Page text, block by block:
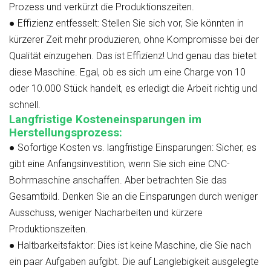
Prozess und verkürzt die Produktionszeiten.
● Effizienz entfesselt: Stellen Sie sich vor, Sie könnten in
kürzerer Zeit mehr produzieren, ohne Kompromisse bei der
Qualität einzugehen. Das ist Effizienz! Und genau das bietet
diese Maschine. Egal, ob es sich um eine Charge von 10
oder 10.000 Stück handelt, es erledigt die Arbeit richtig und
schnell.
Langfristige Kosteneinsparungen im
Herstellungsprozess:
● Sofortige Kosten vs. langfristige Einsparungen: Sicher, es
gibt eine Anfangsinvestition, wenn Sie sich eine CNC-
Bohrmaschine anschaffen. Aber betrachten Sie das
Gesamtbild. Denken Sie an die Einsparungen durch weniger
Ausschuss, weniger Nacharbeiten und kürzere
Produktionszeiten.
● Haltbarkeitsfaktor: Dies ist keine Maschine, die Sie nach
ein paar Aufgaben aufgibt. Die auf Langlebigkeit ausgelegte